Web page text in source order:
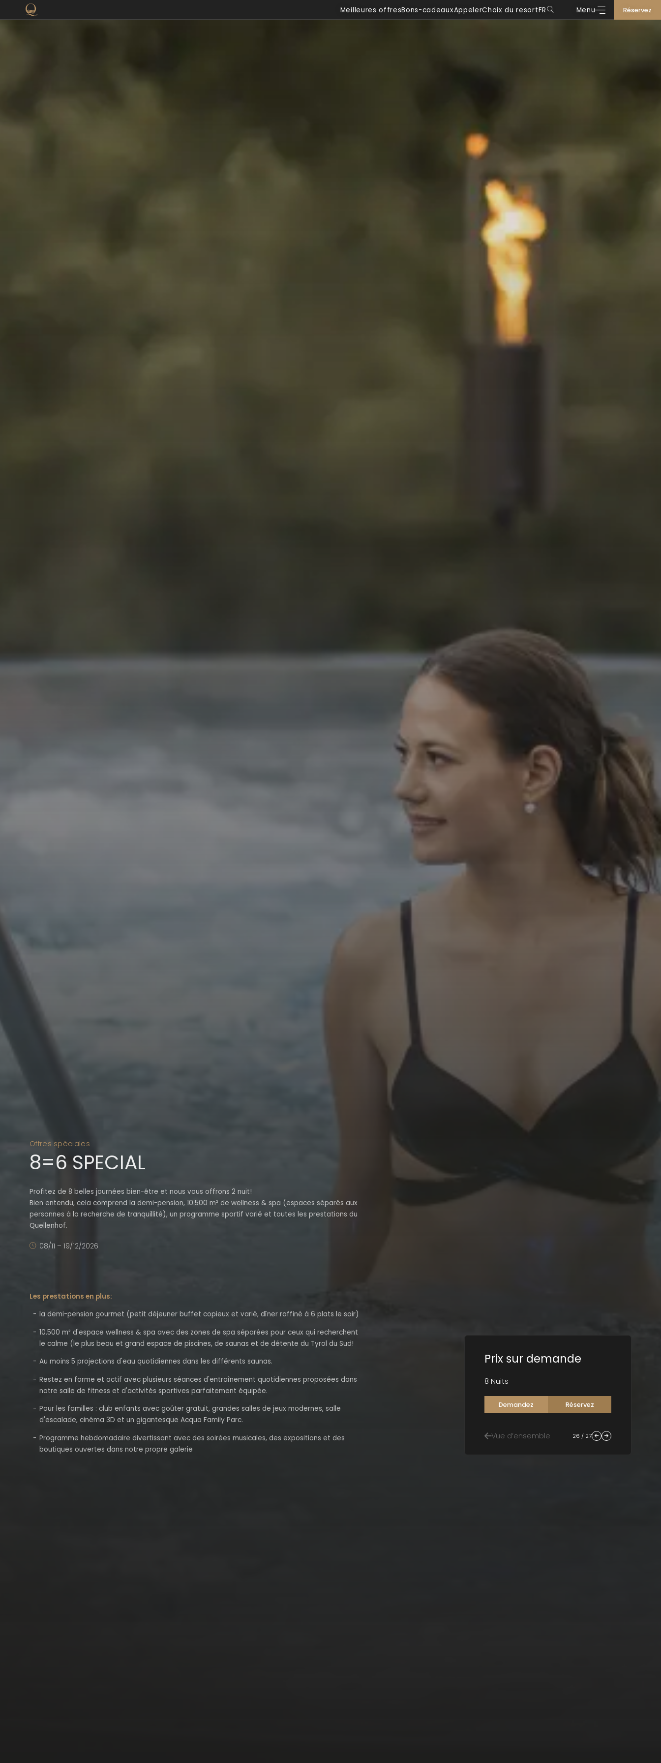
Meilleures offresBons-cadeauxAppelerChoix du resortFR Menu Réservez
Offres spéciales
8=6 SPECIAL
Profitez de 8 belles journées bien-être et nous vous offrons 2 nuit!
Bien entendu, cela comprend la demi-pension, 10.500 m² de wellness & spa (espaces séparés aux
personnes à la recherche de tranquillité), un programme sportif varié et toutes les prestations du
Quellenhof.
08/11 – 19/12/2026
Les prestations en plus:
la demi-pension gourmet (petit déjeuner buffet copieux et varié, dîner raffiné à 6 plats le soir)
10.500 m² d'espace wellness & spa avec des zones de spa séparées pour ceux qui recherchent
le calme (le plus beau et grand espace de piscines, de saunas et de détente du Tyrol du Sud!
Au moins 5 projections d'eau quotidiennes dans les différents saunas.
Restez en forme et actif avec plusieurs séances d'entraînement quotidiennes proposées dans
notre salle de fitness et d'activités sportives parfaitement équipée.
Pour les familles : club enfants avec goûter gratuit, grandes salles de jeux modernes, salle
d'escalade, cinéma 3D et un gigantesque Acqua Family Parc.
Programme hebdomadaire divertissant avec des soirées musicales, des expositions et des
boutiques ouvertes dans notre propre galerie
Prix sur demande
8 Nuits
Demandez Réservez
Vue d’ensemble 26 / 27